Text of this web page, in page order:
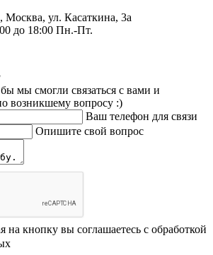
Москва, ул. Касаткина, 3а
до 18:00 Пн.-Пт.
мы смогли связаться с вами и
возникшему вопросу :)
Ваш телефон для связи
Опишите свой вопрос
на кнопку вы соглашаетесь с обработкой